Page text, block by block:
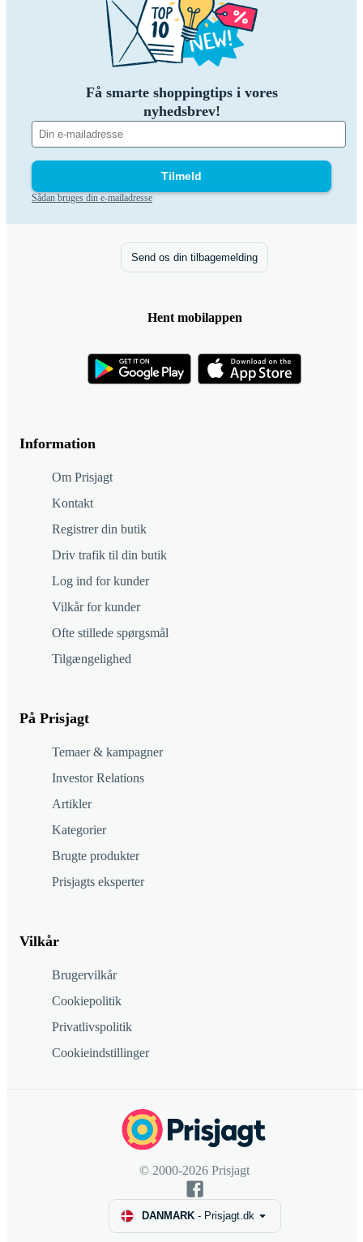
Få smarte shoppingtips i vores
nyhedsbrev!
Tilmeld
Sådan bruges din e-mailadresse
Information
Om Prisjagt
Kontakt
Registrer din butik
Driv trafik til din butik
Log ind for kunder
Vilkår for kunder
Ofte stillede spørgsmål
Tilgængelighed
På Prisjagt
Temaer & kampagner
Investor Relations
Artikler
Kategorier
Brugte produkter
Prisjagts eksperter
Vilkår
Brugervilkår
Cookiepolitik
Privatlivspolitik
Cookieindstillinger
Send os din tilbagemelding
Hent mobilappen
© 2000-2026 Prisjagt
DANMARK- Prisjagt.dk